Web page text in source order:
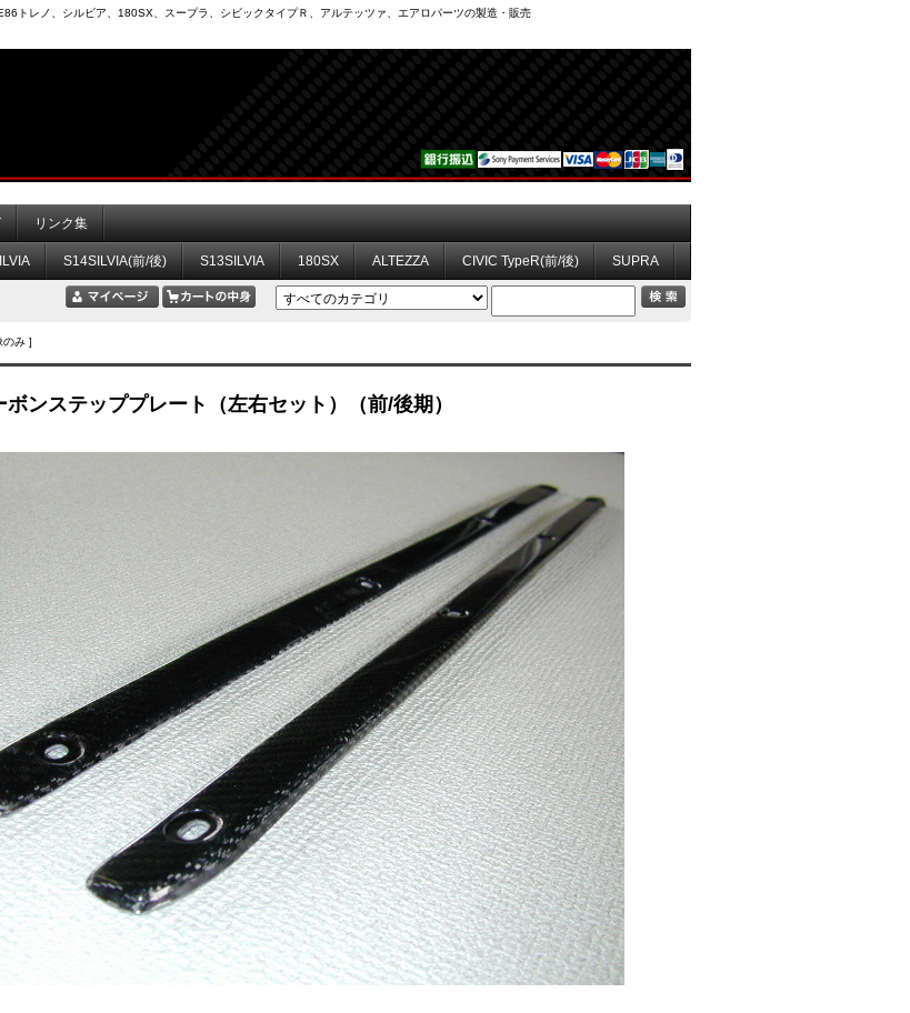
トレノ、シルビア、180SX、スープラ、シビックタイプＲ、アルテッツァ、エアロパーツの製造・販売
リンク集
S14SILVIA(前/後) S13SILVIA 180SX ALTEZZA CIVIC TypeR(前/後) SUPRA
み ]
ンステッププレート（左右セット）（前/後期）